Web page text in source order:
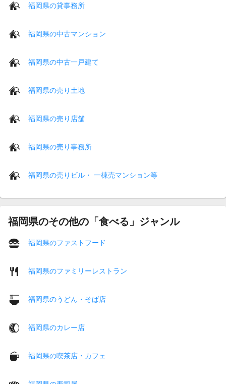
福岡県の貸事務所
福岡県の中古マンション
福岡県の中古一戸建て
福岡県の売り土地
福岡県の売り店舗
福岡県の売り事務所
福岡県の売りビル・ 一棟売マンション等
福岡県のその他の「食べる」ジャンル
福岡県のファストフード
福岡県のファミリーレストラン
福岡県のうどん・そば店
福岡県のカレー店
福岡県の喫茶店・カフェ